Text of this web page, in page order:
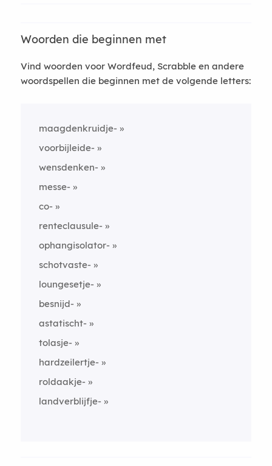
Woorden die beginnen met
Vind woorden voor Wordfeud, Scrabble en andere
woordspellen die beginnen met de volgende letters:
maagdenkruidje-
voorbijleide-
wensdenken-
messe-
co-
renteclausule-
ophangisolator-
schotvaste-
loungesetje-
besnijd-
astatischt-
tolasje-
hardzeilertje-
roldaakje-
landverblijfje-